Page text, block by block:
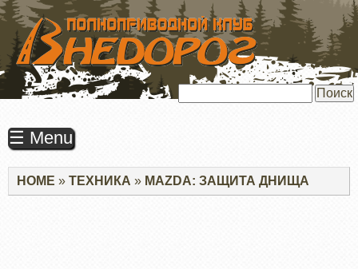
ПЕРЕЙТИ
ОСНОВНОМУ
СОДЕРЖАНИЮ
☰ Menu
Строка
навигации
HOME ТЕХНИКА MAZDA: ЗАЩИТА ДНИЩА